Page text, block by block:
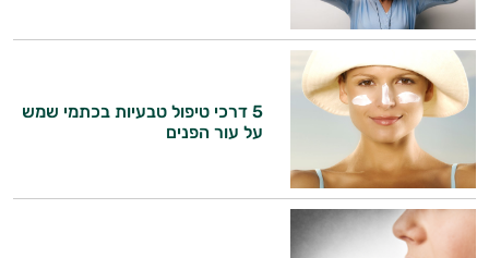
5 דרכי טיפול טבעיות בכתמי שמש
על עור הפנים
המטרה שלי היא להתאים עבורך המלצות
אישיות מבוססות מדעית.
זה הזמן להתחיל. איך אוכל לעזור?